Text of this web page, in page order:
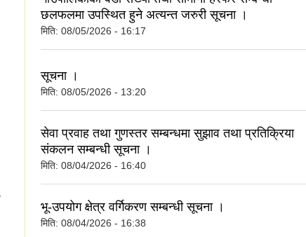
छलफलमा उपस्थित हुने अत्यन्त जरुरी सूचना ।
मिति: 08/05/2026 - 16:17
सूचना ।
मिति: 08/05/2026 - 13:20
सेवा प्रवाह तथा गुणस्तर सम्बन्धमा सुझाव तथा प्रतिक्रिया
संकलन सम्बन्धी सूचना ।
मिति: 08/04/2026 - 16:40
भू-उपयोग क्षेत्र वर्गिकरण सम्बन्धी सूचना ।
मिति: 08/04/2026 - 16:38